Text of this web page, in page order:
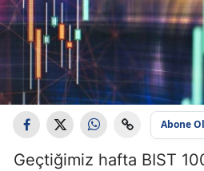
Abone Ol
Geçtiğimiz hafta BIST